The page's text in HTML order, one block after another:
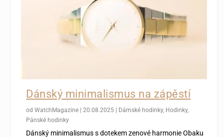
Dánský minimalismus na zápěstí
odWatchMagazine |20.08.2025 | Dámské hodinky, Hodinky,
Pánské hodinky
Dánský minimalismus s dotekem zenové harmonie Obaku